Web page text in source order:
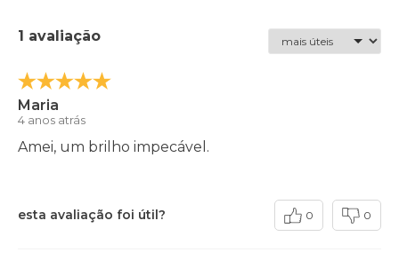
1 avaliação
Maria
4 anos atrás
Amei, um brilho impecável.
esta avaliação foi útil? 0 0